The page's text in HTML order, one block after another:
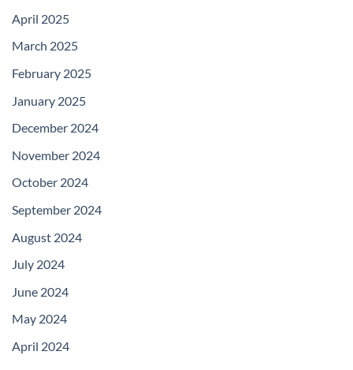
April 2025
March 2025
February 2025
January 2025
December 2024
November 2024
October 2024
September 2024
August 2024
July 2024
June 2024
May 2024
April 2024